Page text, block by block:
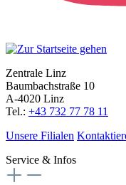
Zentrale Linz
Baumbachstraße 10
A-4020 Linz
Tel.: +43 732 77 78 11
Unsere Filialen
Service & Infos